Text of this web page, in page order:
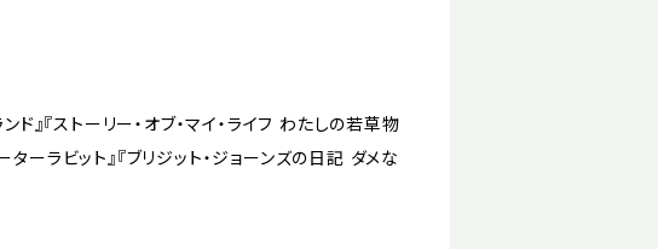
』『ストーリー・オブ・マイ・ライフ わたしの若草物
ーターラビット』『ブリジット・ジョーンズの日記 ダメな